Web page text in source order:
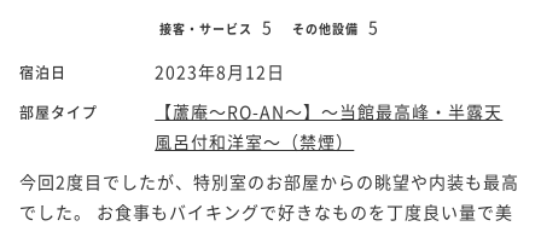
接客・サービス 5 その他設備 5
宿泊日 2023年8月12日
部屋タイプ
【蘆庵～RO-AN～】～当館最高峰・半露天
風呂付和洋室～（禁煙）
今回2度目でしたが、特別室のお部屋からの眺望や内装も最高
でした。 お食事もバイキングで好きなものを丁度良い量で美